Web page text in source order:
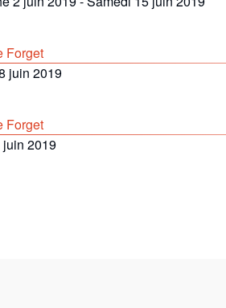
Forget
juin 2019
Forget
2019